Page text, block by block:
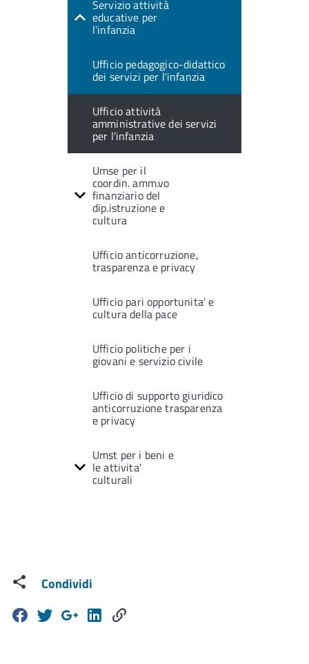
Servizio attività
educative per
l'infanzia
Ufficio pedagogico-didattico
dei servizi per l'infanzia
Ufficio attività
amministrative dei servizi
per l'infanzia
Umse per il
coordin. amm.vo
finanziario del
dip.istruzione e
cultura
Ufficio anticorruzione,
trasparenza e privacy
Ufficio pari opportunita' e
cultura della pace
Ufficio politiche per i
giovani e servizio civile
Ufficio di supporto giuridico
anticorruzione trasparenza
e privacy
Umst per i beni e
le attivita'
culturali
Condividi